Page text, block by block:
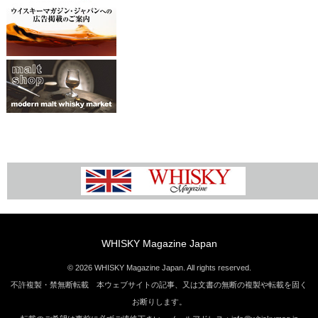
WHISKY Magazine Japan
© 2026 WHISKY Magazine Japan. All rights reserved.
不許複製・禁無断転載 本ウェブサイトの記事、又は文書の無断の複製や転載を固く
お断りします。